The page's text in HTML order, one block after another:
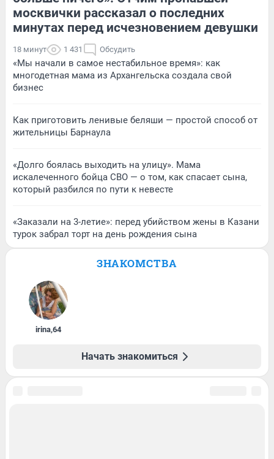
москвички рассказал о последних
минутах перед исчезновением девушки
18 минут 1 431 Обсудить
«Мы начали в самое нестабильное время»: как
многодетная мама из Архангельска создала свой
бизнес
Как приготовить ленивые беляши — простой способ от
жительницы Барнаула
«Долго боялась выходить на улицу». Мама
искалеченного бойца СВО — о том, как спасает сына,
который разбился по пути к невесте
«Заказали на 3-летие»: перед убийством жены в Казани
турок забрал торт на день рождения сына
ЗНАКОМСТВА
irina,64
Начать знакомиться